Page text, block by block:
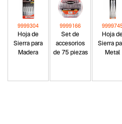
Hoja de
Sierra para
Madera
9999304
Set de
accesorios
de 75 piezas
9999166
Hoja
Sierra
Metal